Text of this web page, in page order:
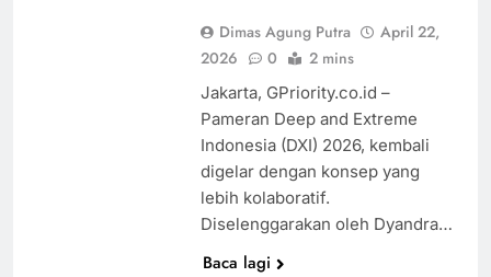
Dimas Agung Putra
April 22,
2026
0 2 mins
Jakarta, GPriority.co.id –
Pameran Deep and Extreme
Indonesia (DXI) 2026, kembali
digelar dengan konsep yang
lebih kolaboratif.
Diselenggarakan oleh Dyandra…
Baca lagi